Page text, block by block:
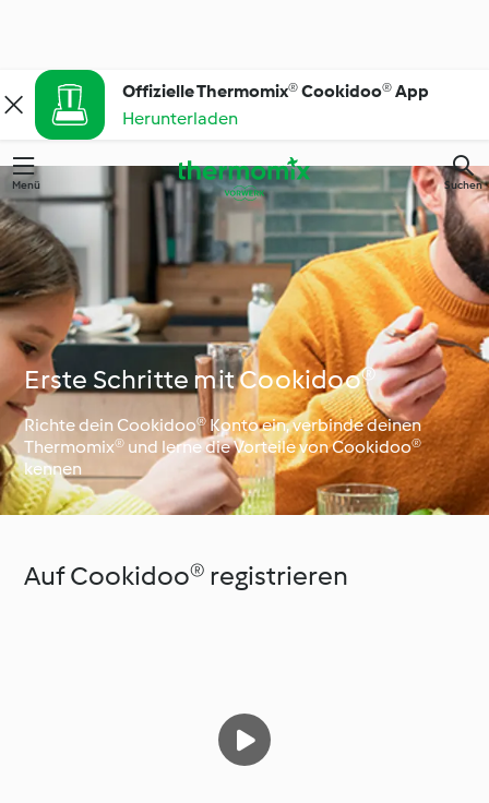
Offizielle Thermomix® Cookidoo® App
Herunterladen
Menü Suchen
Erste Schritte mit Cookidoo®
Richte dein Cookidoo® Konto ein, verbinde deinen
Thermomix® und lerne die Vorteile von Cookidoo®
kennen
Auf Cookidoo® registrieren